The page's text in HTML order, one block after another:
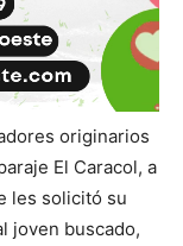
originarios
El Caracol, a
les solicitó su
joven buscado,